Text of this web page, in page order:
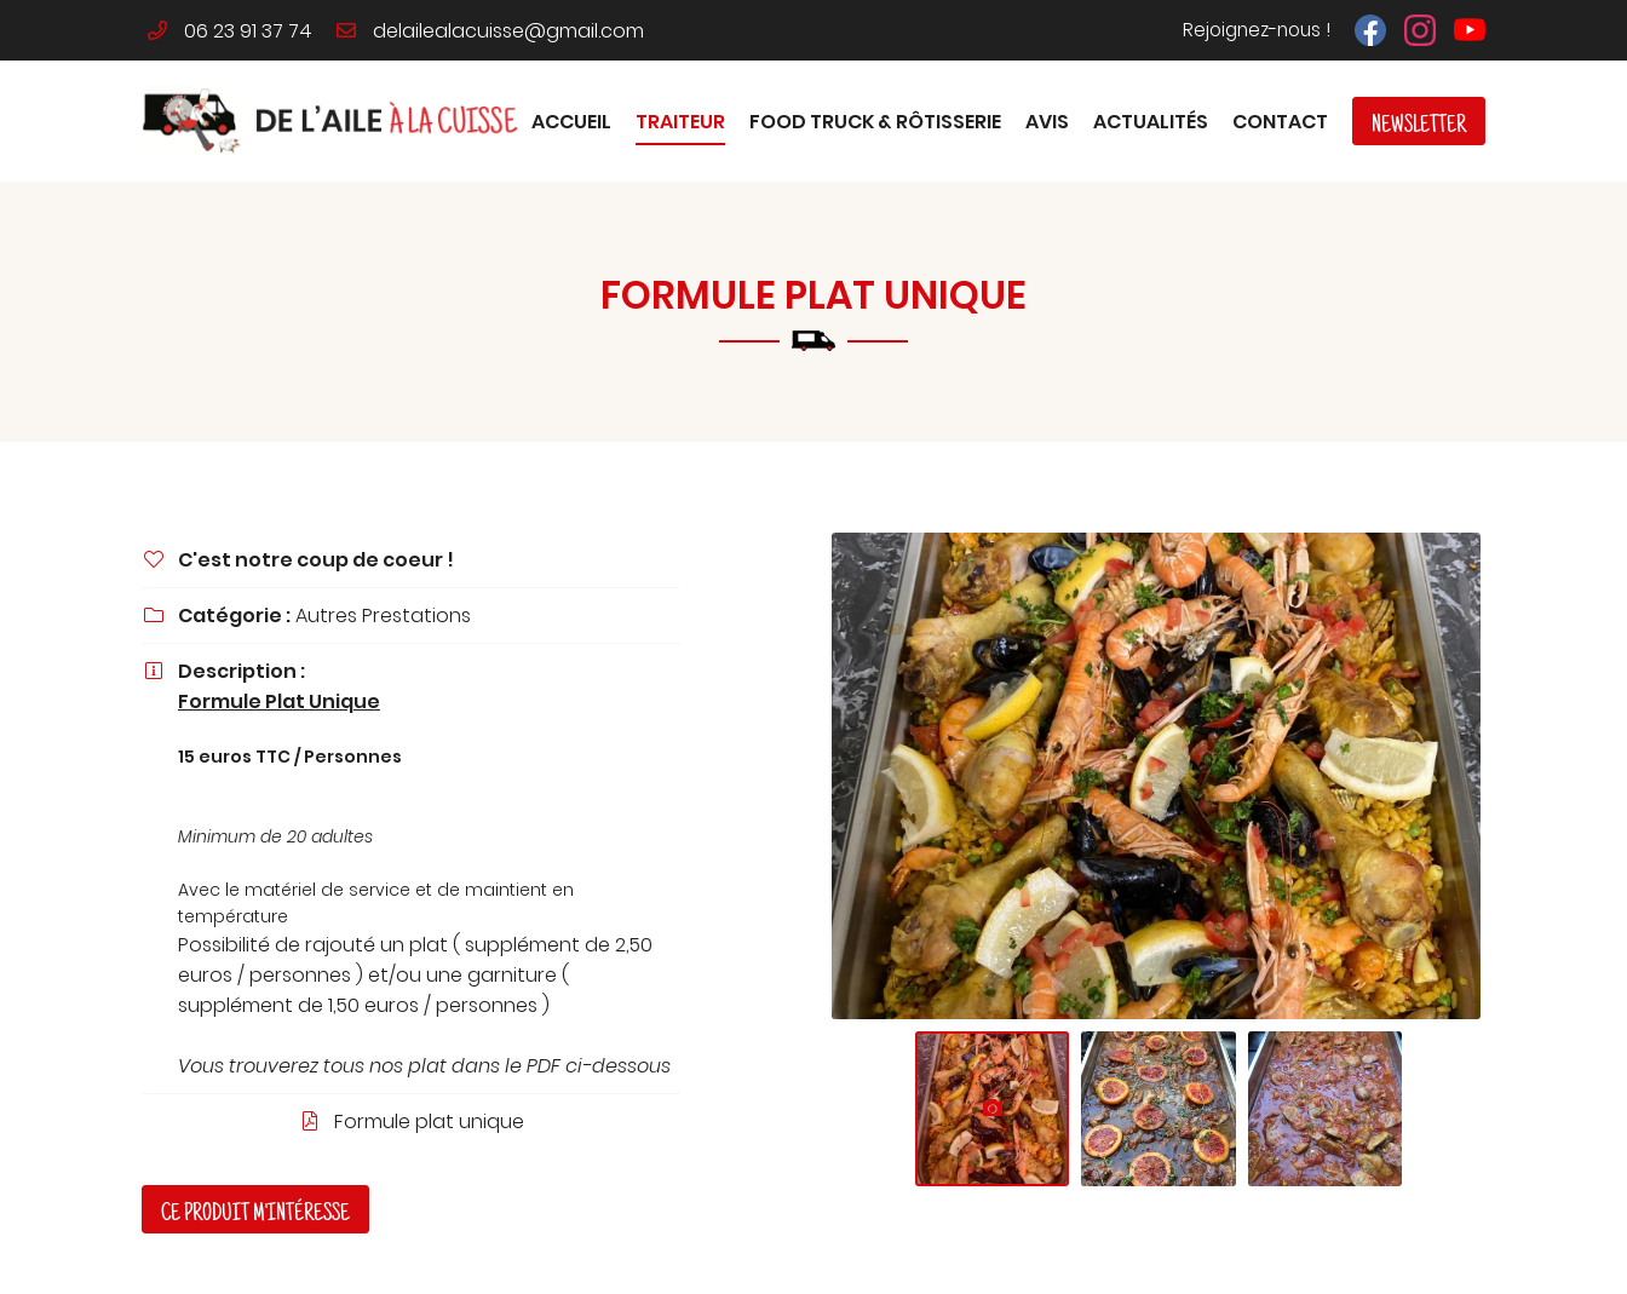
06 23 91 37 74 Rejoignez-nous !
ACCUEIL TRAITEUR FOOD TRUCK & RÔTISSERIE AVIS ACTUALITÉS CONTACT NEWSLETTER
46 Route de Limours
91340 Ollainville
06 23 91 37 74
à l'adresse email indiqué ci-dessus. Vous pouvez vous désinscrire à tout
le formulaire de désinscription
FORMULE PLAT UNIQUE
 C'est notre coup de coeur !
 Catégorie :Autres Prestations

Description :
Formule Plat Unique
15 euros TTC / Personnes
Minimum de 20 adultes
Avec le matériel de service et de maintient en
température
Possibilité de rajouté un plat ( supplément de 2,50
euros / personnes ) et/ou une garniture (
supplément de 1,50 euros / personnes )
Vous trouverez tous nos plat dans le PDF ci-dessous
 Formule plat unique
CE PRODUIT M'INTÉRESSE